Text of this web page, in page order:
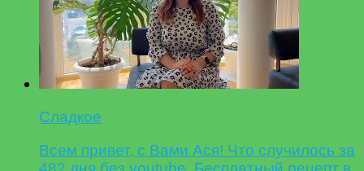
Сладкое
Всем привет, с Вами Ася! Что случилось за